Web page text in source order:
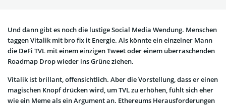
Und dann gibt es noch die lustige Social Media Wendung. Menschen
taggen Vitalik mit bro fix it Energie. Als könnte ein einzelner Mann
die DeFi TVL mit einem einzigen Tweet oder einem überraschenden
Roadmap Drop wieder ins Grüne ziehen.
Vitalik ist brillant, offensichtlich. Aber die Vorstellung, dass er einen
magischen Knopf drücken wird, um TVL zu erhöhen, fühlt sich eher
wie ein Meme als ein Argument an. Ethereums Herausforderungen